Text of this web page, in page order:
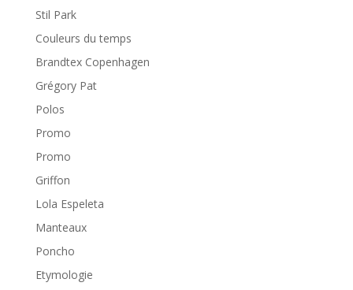
Stil Park
Couleurs du temps
Brandtex Copenhagen
Grégory Pat
Polos
Promo
Promo
Griffon
Lola Espeleta
Manteaux
Poncho
Etymologie